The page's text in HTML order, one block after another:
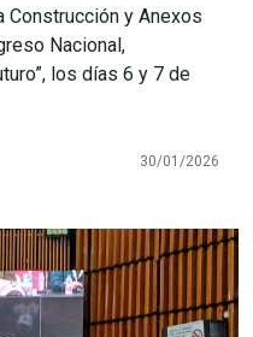
Construcción y Anexos
Nacional,
los días 6 y 7 de
30/01/2026